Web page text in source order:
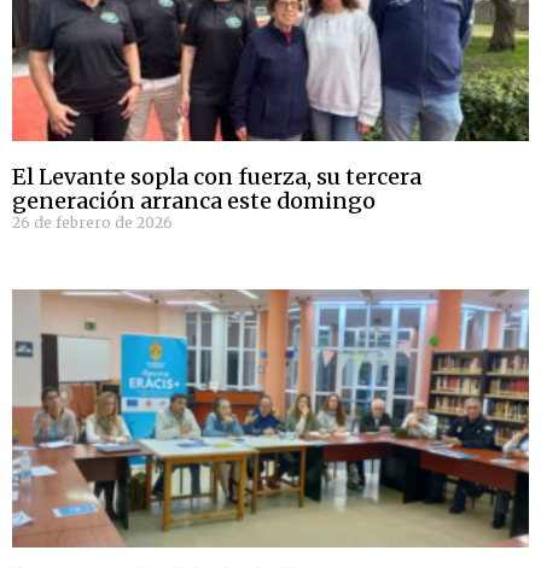
El Levante sopla con fuerza, su tercera
generación arranca este domingo
26 de febrero de 2026